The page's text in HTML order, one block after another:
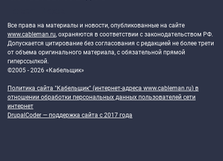
Все права на материалы и новости, опубликованные на сайте
www.cableman.ru, охраняются в соответствии с законодательством РФ.
Допускается цитирование без согласования с редакцией не более трети
от объема оригинального материала, с обязательной прямой
гиперссылкой.
©2005 - 2026 «Кабельщик»
Политика сайта "Кабельщик" (интернет-адреса www.cableman.ru) в
отношении обработки персональных данных пользователей сети
интернет
DrupalCoder — поддержка сайта c 2017 года